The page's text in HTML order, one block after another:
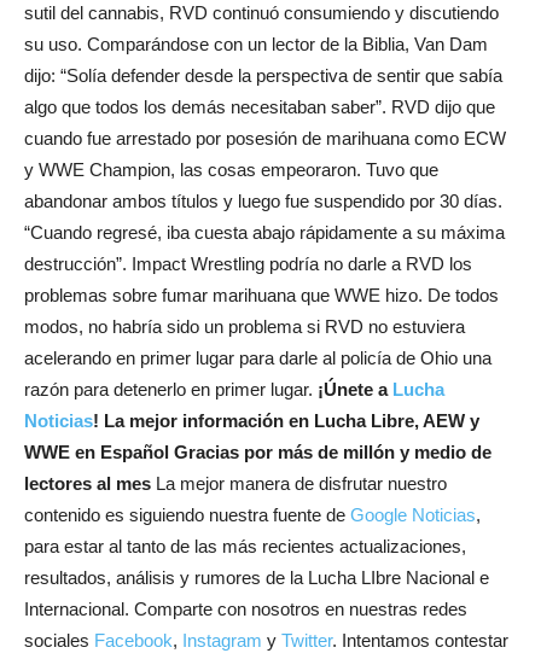
sutil del cannabis, RVD continuó consumiendo y discutiendo
su uso. Comparándose con un lector de la Biblia, Van Dam
dijo: “Solía ​​defender desde la perspectiva de sentir que sabía
algo que todos los demás necesitaban saber”. RVD dijo que
cuando fue arrestado por posesión de marihuana como ECW
y WWE Champion, las cosas empeoraron. Tuvo que
abandonar ambos títulos y luego fue suspendido por 30 días.
“Cuando regresé, iba cuesta abajo rápidamente a su máxima
destrucción”. Impact Wrestling podría no darle a RVD los
problemas sobre fumar marihuana que WWE hizo. De todos
modos, no habría sido un problema si RVD no estuviera
acelerando en primer lugar para darle al policía de Ohio una
razón para detenerlo en primer lugar. ¡Únete a Lucha
Noticias! La mejor información en Lucha Libre, AEW y
WWE en Español Gracias por más de millón y medio de
lectores al mes La mejor manera de disfrutar nuestro
contenido es siguiendo nuestra fuente de Google Noticias,
para estar al tanto de las más recientes actualizaciones,
resultados, análisis y rumores de la Lucha LIbre Nacional e
Internacional. Comparte con nosotros en nuestras redes
sociales Facebook, Instagram y Twitter. Intentamos contestar